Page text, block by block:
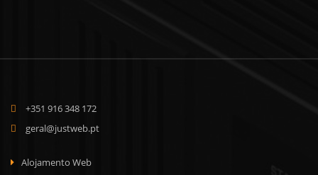
+351 916 348 172
geral@justweb.pt
Alojamento Web